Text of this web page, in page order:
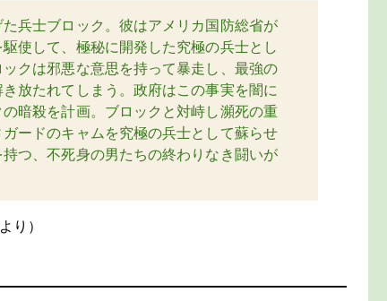
兵士ブロック。彼はアメリカ国防総省が
使して、極秘に開発した究極の兵士とし
クは邪悪な意思を持って暴走し、最強の
放たれてしまう。政府はこの事実を闇に
暗殺を計画。ブロックと対峙し瀕死の重
ードのキャムを究極の兵士として蘇らせ
つ、不死身の男たちの終わりなき闘いが
り）